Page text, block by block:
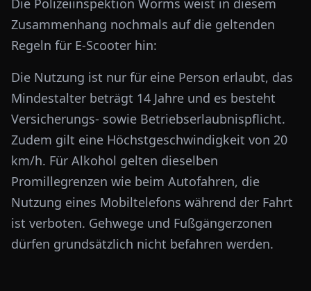
Die Polizeiinspektion Worms weist in diesem
Zusammenhang nochmals auf die geltenden
Regeln für E-Scooter hin:
Die Nutzung ist nur für eine Person erlaubt, das
Mindestalter beträgt 14 Jahre und es besteht
Versicherungs- sowie Betriebserlaubnispflicht.
Zudem gilt eine Höchstgeschwindigkeit von 20
km/h. Für Alkohol gelten dieselben
Promillegrenzen wie beim Autofahren, die
Nutzung eines Mobiltelefons während der Fahrt
ist verboten. Gehwege und Fußgängerzonen
dürfen grundsätzlich nicht befahren werden.